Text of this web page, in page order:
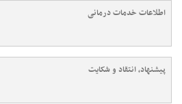
اطلاعات خدمات درمانی
پیشنهاد، انتقاد و شکایت